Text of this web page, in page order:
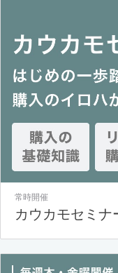
常時開催
カウカモセミナ